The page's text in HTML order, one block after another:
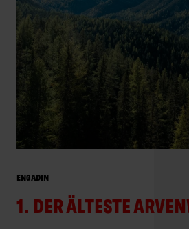
ENGADIN
1. DER ÄLTESTE